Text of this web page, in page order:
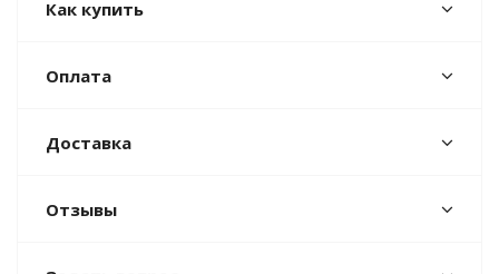
Как купить
Оплата
Доставка
Отзывы